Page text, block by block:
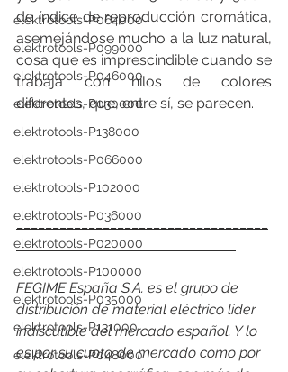
elektrotools-P064000
elektrotools-P099000
elektrotools-P046000
elektrotools-P030000
elektrotools-P138000
elektrotools-P066000
elektrotools-P102000
elektrotools-P036000
elektrotools-P020000
elektrotools-P100000
elektrotools-P035000
elektrotools-P131000
elektrotools-P048000
de índice de reproducción cromática,
asemejándose mucho a la luz natural,
cosa que es imprescindible cuando se
trabaja con hilos de colores
diferentes, que, entre sí, se parecen.
___________________________________
______________________________
FEGIME España S.A. es el grupo de
distribución de material eléctrico líder
indiscutible del mercado español. Y lo
es por su cuota de mercado como por